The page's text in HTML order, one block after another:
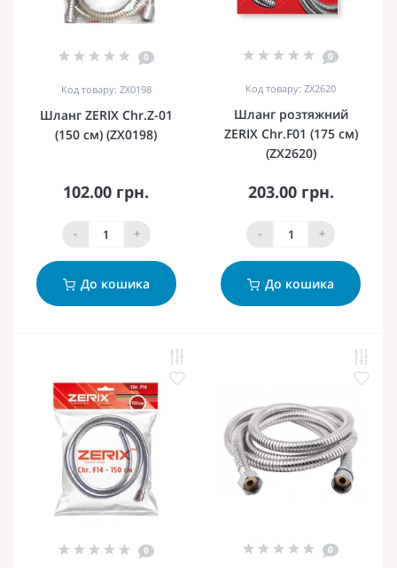
0
Код товару: ZX0198
Шланг ZERIX Chr.Z-01
(150 см) (ZX0198)
102.00 грн.
- +
До кошика
0
Код товару: ZX2620
Шланг розтяжний
ZERIX Chr.F01 (175 см)
(ZX2620)
203.00 грн.
- +
До кошика
0 0